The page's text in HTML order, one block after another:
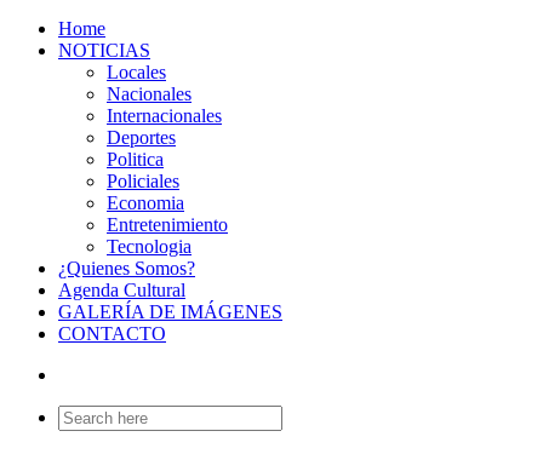
Home
NOTICIAS
Locales
Nacionales
Internacionales
Deportes
Politica
Policiales
Economia
Entretenimiento
Tecnologia
¿Quienes Somos?
Agenda Cultural
GALERÍA DE IMÁGENES
CONTACTO
Search
for: